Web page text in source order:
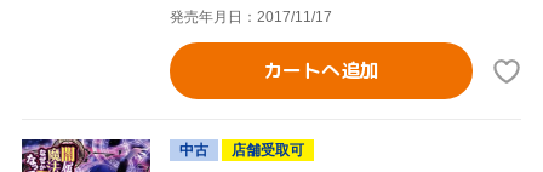
発売年月日：2017/11/17
カートへ追加
中古
店舗受取可